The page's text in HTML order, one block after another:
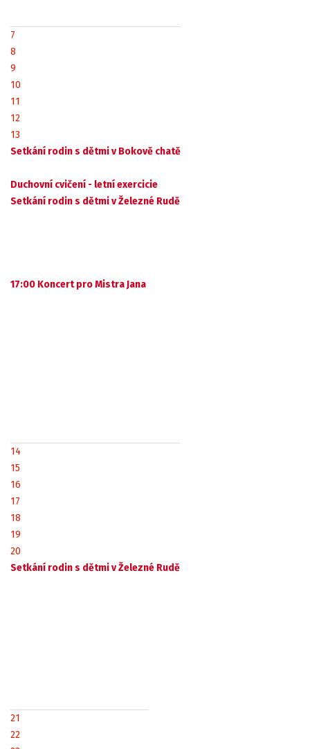
7
8
9
10
11
12
13
Setkání rodin s dětmi v Bokově chatě
Duchovní cvičení - letní exercicie
Setkání rodin s dětmi v Železné Rudě
17:00 Koncert pro Mistra Jana
14
15
16
17
18
19
20
Setkání rodin s dětmi v Železné Rudě
21
22